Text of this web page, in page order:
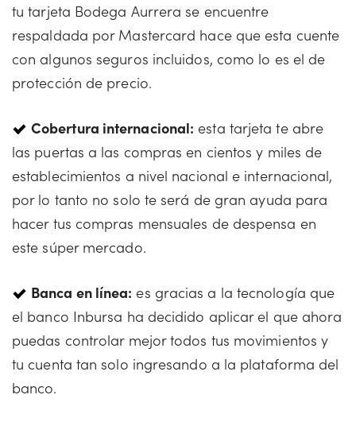
tu tarjeta Bodega Aurrera se encuentre
respaldada por Mastercard hace que esta cuente
con algunos seguros incluidos, como lo es el de
protección de precio.
Cobertura internacional: esta tarjeta te abre
las puertas a las compras en cientos y miles de
establecimientos a nivel nacional e internacional,
por lo tanto no solo te será de gran ayuda para
hacer tus compras mensuales de despensa en
este súper mercado.
Banca en línea: es gracias a la tecnología que
el banco Inbursa ha decidido aplicar el que ahora
puedas controlar mejor todos tus movimientos y
tu cuenta tan solo ingresando a la plataforma del
banco.